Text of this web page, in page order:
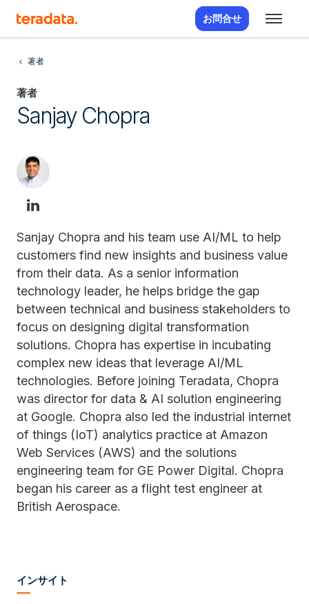
お問合せ
著者
著者
Sanjay Chopra
Sanjay Chopra and his team use AI/ML to help
customers find new insights and business value
from their data. As a senior information
technology leader, he helps bridge the gap
between technical and business stakeholders to
focus on designing digital transformation
solutions. Chopra has expertise in incubating
complex new ideas that leverage AI/ML
technologies. Before joining Teradata, Chopra
was director for data & AI solution engineering
at Google. Chopra also led the industrial internet
of things (IoT) analytics practice at Amazon
Web Services (AWS) and the solutions
engineering team for GE Power Digital. Chopra
began his career as a flight test engineer at
British Aerospace.
インサイト